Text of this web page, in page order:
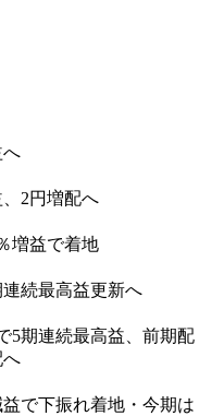
へ
2円増配へ
増益で着地
続最高益更新へ
5期連続最高益、前期配
へ
で下振れ着地・今期は